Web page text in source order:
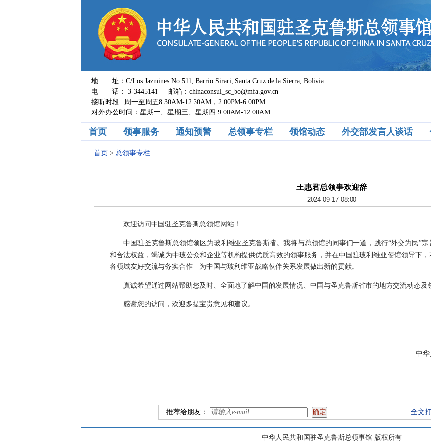
地 址：C/Los Jazmines No.511, Barrio Sirari, Santa Cruz de la Sierra, Bolivia
电 话： 3-3445141 邮箱：chinaconsul_sc_bo@mfa.gov.cn
接听时段: 周一至周五8:30AM-12:30AM，2:00PM-6:00PM
对外办公时间：星期一、星期三、星期四 9:00AM-12:00AM
首页 领事服务 通知预警 总领事专栏 领馆动态 外交部发言人谈话
首页 > 总领事专栏
王惠君总领事欢迎辞
2024-09-17 08:00
欢迎访问中国驻圣克鲁斯总领馆网站！
中国驻圣克鲁斯总领馆领区为玻利维亚圣克鲁斯省。我将与总领馆的同事们一道，践行“外交为民”宗
和合法权益，竭诚为中玻公众和企业等机构提供优质高效的领事服务，并在中国驻玻利维亚使馆领导下
各领域友好交流与务实合作，为中国与玻利维亚战略伙伴关系发展做出新的贡献。
真诚希望通过网站帮助您及时、全面地了解中国的发展情况、中国与圣克鲁斯省市的地方交流动态及
感谢您的访问，欢迎多提宝贵意见和建议。
中
二O二四
推荐给朋友： 全文
中华人民共和国驻圣克鲁斯总领事馆 版权所有